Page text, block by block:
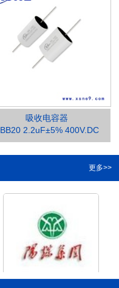
吸收电容器
2.2uF±5% 400V.DC
更多>>